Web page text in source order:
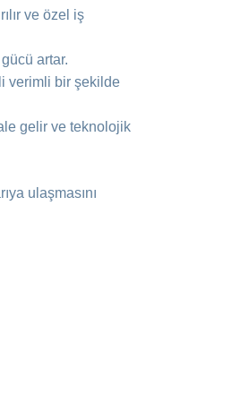
ve özel iş
artar.
verimli bir şekilde
gelir ve teknolojik
ulaşmasını